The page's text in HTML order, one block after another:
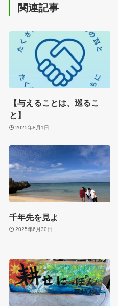
関連記事
【与えることは、巡るこ
と】
2025年8月1日
千年先を見よ
2025年6月30日